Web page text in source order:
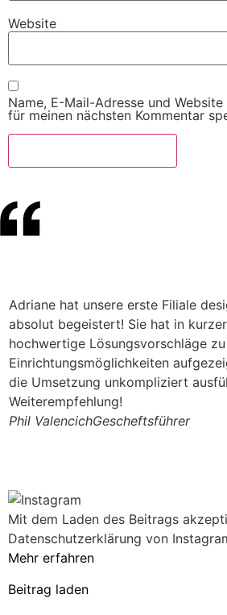
Website
Name, E-Mail-Adresse und
für meinen nächsten Kommentar
Adriane hat unsere erste Filiale
absolut begeistert! Sie hat in
hochwertige Lösungsvorschläge
Einrichtungsmöglichkeiten
die Umsetzung unkompliziert
Weiterempfehlung!
Phil ValencichGescheftsführer
Mit dem Laden des Beitrags
Datenschutzerklärung von
Mehr erfahren
Beitrag laden